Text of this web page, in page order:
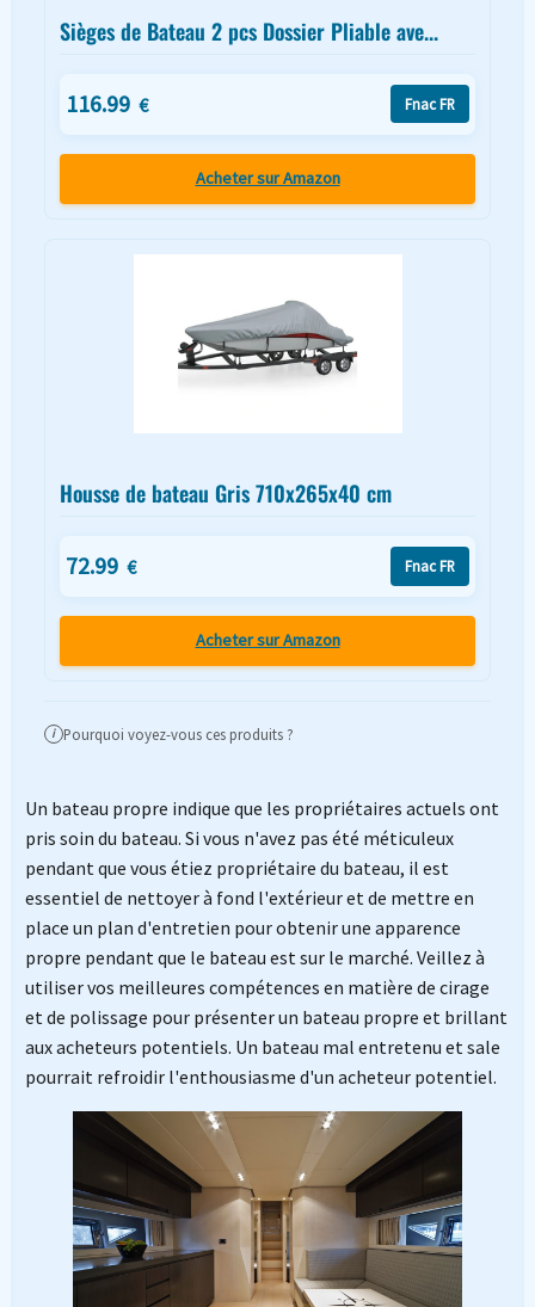
Sièges de Bateau 2 pcs Dossier Pliable ave...
116.99 € Fnac FR
Acheter sur Amazon
Housse de bateau Gris 710x265x40 cm
72.99 € Fnac FR
Acheter sur Amazon
i Pourquoi voyez-vous ces produits ?
Un bateau propre indique que les propriétaires actuels ont
pris soin du bateau. Si vous n'avez pas été méticuleux
pendant que vous étiez propriétaire du bateau, il est
essentiel de nettoyer à fond l'extérieur et de mettre en
place un plan d'entretien pour obtenir une apparence
propre pendant que le bateau est sur le marché. Veillez à
utiliser vos meilleures compétences en matière de cirage
et de polissage pour présenter un bateau propre et brillant
aux acheteurs potentiels. Un bateau mal entretenu et sale
pourrait refroidir l'enthousiasme d'un acheteur potentiel.